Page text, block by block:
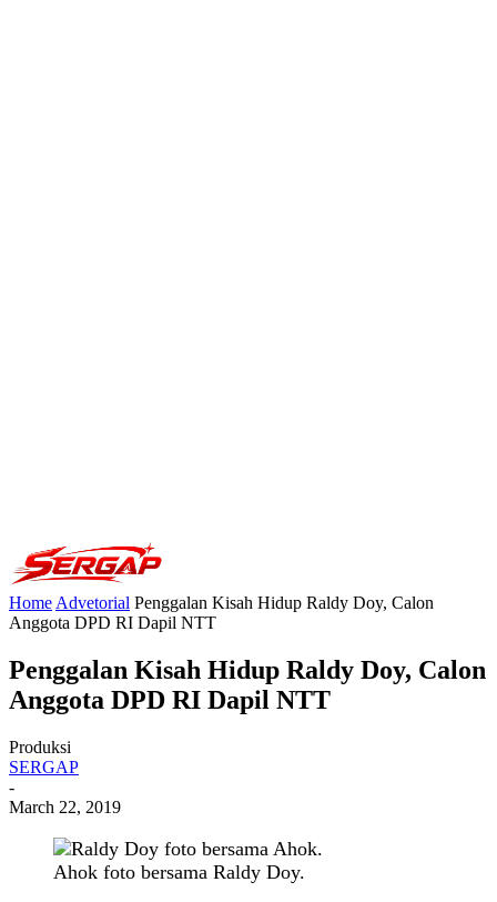
Home Advetorial Penggalan Kisah Hidup Raldy Doy, Calon
Anggota DPD RI Dapil NTT
Penggalan Kisah Hidup Raldy Doy, Calon
Anggota DPD RI Dapil NTT
Produksi
SERGAP
-
March 22, 2019
Ahok foto bersama Raldy Doy.